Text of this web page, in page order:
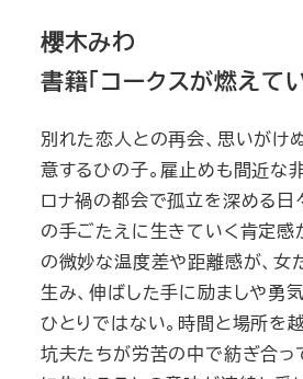
櫻木みわ
書籍「コークスが燃えて
別れた恋人との再会、思いがけ
意するひの子。雇止めも間近な
ロナ禍の都会で孤立を深める日
の手ごたえに生きていく肯定感
の微妙な温度差や距離感が、女
生み、伸ばした手に励ましや勇
ひとりではない。時間と場所を
坑夫たちが労苦の中で紡ぎ合っ